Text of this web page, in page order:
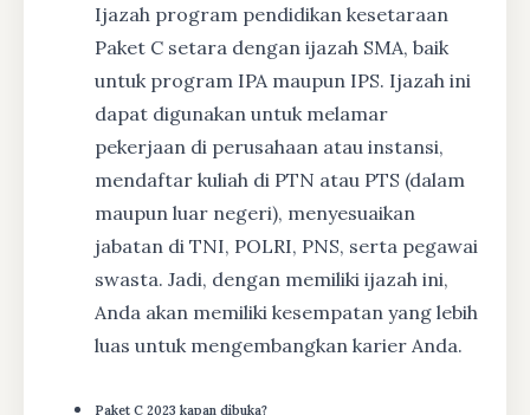
Ijazah program pendidikan kesetaraan
Paket C setara dengan ijazah SMA, baik
untuk program IPA maupun IPS. Ijazah ini
dapat digunakan untuk melamar
pekerjaan di perusahaan atau instansi,
mendaftar kuliah di PTN atau PTS (dalam
maupun luar negeri), menyesuaikan
jabatan di TNI, POLRI, PNS, serta pegawai
swasta. Jadi, dengan memiliki ijazah ini,
Anda akan memiliki kesempatan yang lebih
luas untuk mengembangkan karier Anda.
Paket C 2023 kapan dibuka?